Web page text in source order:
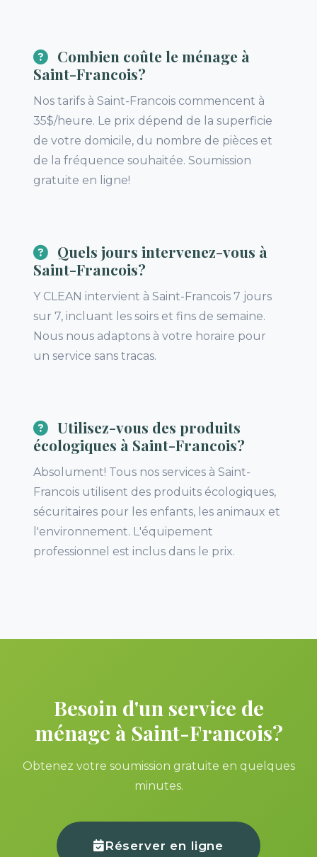
Combien coûte le ménage à
Saint-Francois?
Nos tarifs à Saint-Francois commencent à
35$/heure. Le prix dépend de la superficie
de votre domicile, du nombre de pièces et
de la fréquence souhaitée. Soumission
gratuite en ligne!
Quels jours intervenez-vous à
Saint-Francois?
Y CLEAN intervient à Saint-Francois 7 jours
sur 7, incluant les soirs et fins de semaine.
Nous nous adaptons à votre horaire pour
un service sans tracas.
Utilisez-vous des produits
écologiques à Saint-Francois?
Absolument! Tous nos services à Saint-
Francois utilisent des produits écologiques,
sécuritaires pour les enfants, les animaux et
l'environnement. L'équipement
professionnel est inclus dans le prix.
Besoin d'un service de
ménage à Saint-Francois?
Obtenez votre soumission gratuite en quelques
minutes.
Réserver en ligne